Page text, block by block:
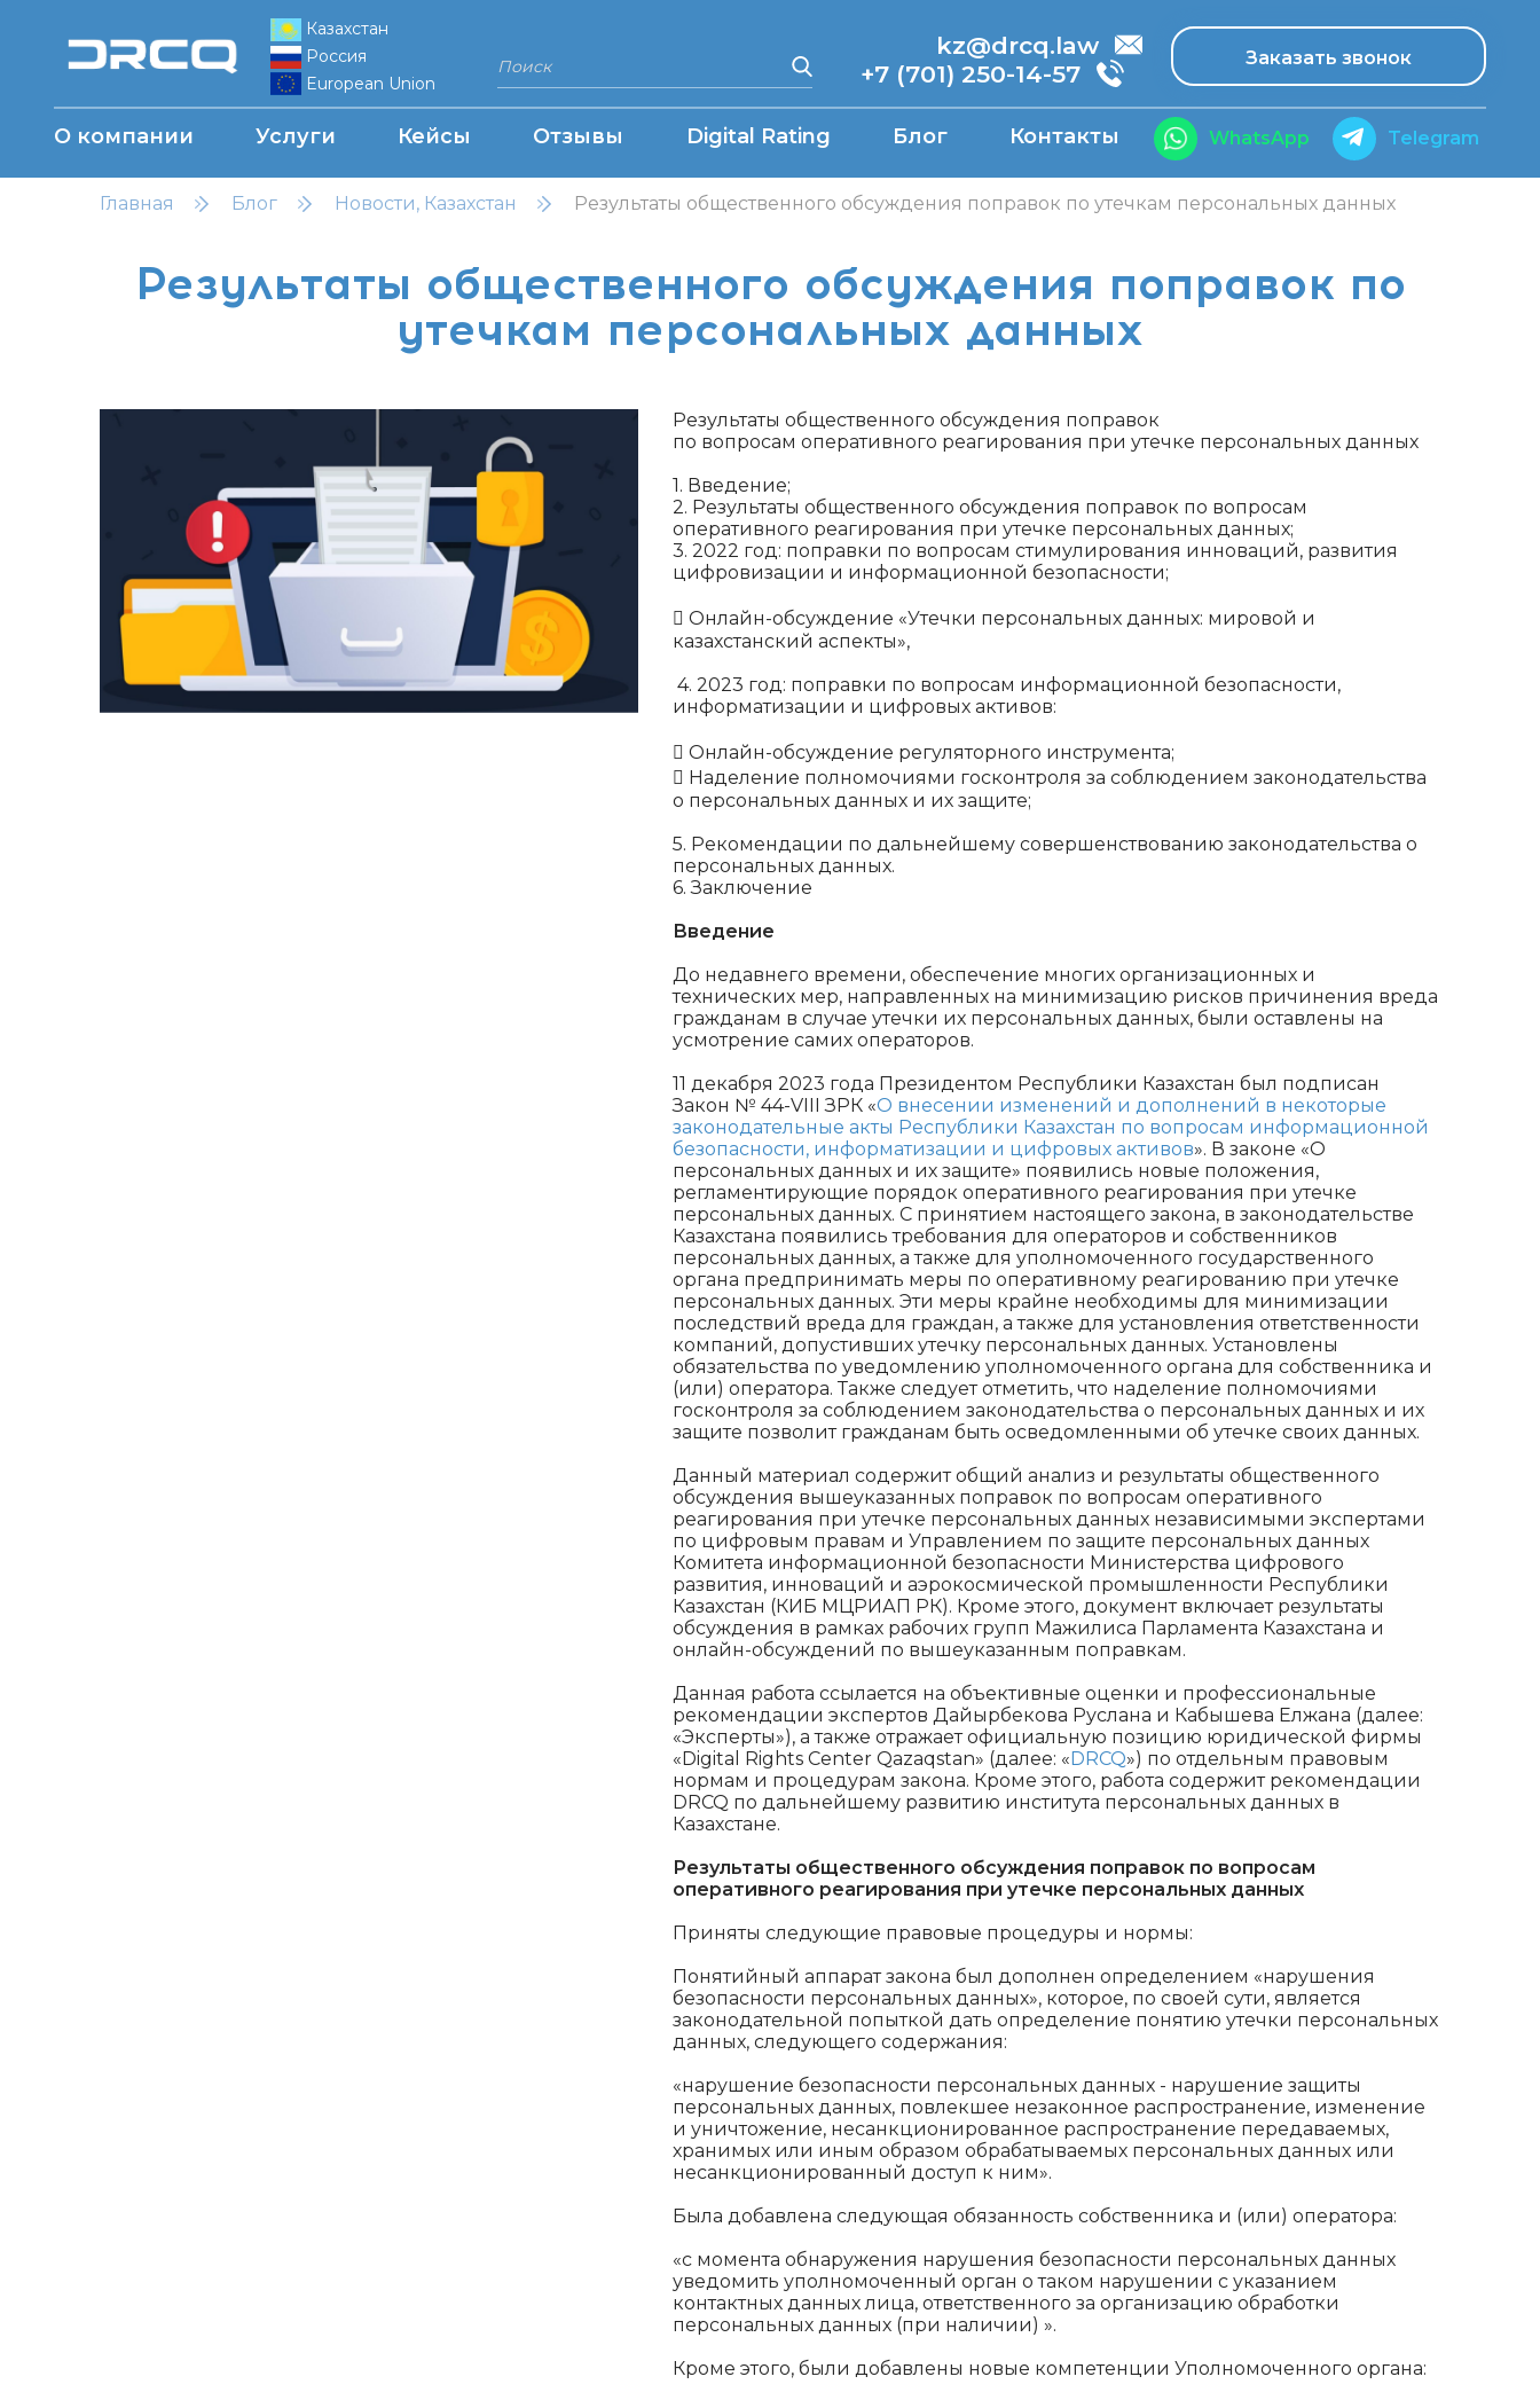
Казахстан
Россия
European Union
kz@drcq.law
+7 (701) 250-14-57
Заказать звонок
О компании Услуги Кейсы Отзывы Digital Rating Блог Контакты WhatsApp Telegram
Главная Блог Новости, Казахстан Результаты общественного обсуждения поправок по утечкам персональных данных
Результаты общественного обсуждения поправок по
утечкам персональных данных
Результаты общественного обсуждения поправок
по вопросам оперативного реагирования при утечке персональных данных
1. Введение;
2. Результаты общественного обсуждения поправок по вопросам
оперативного реагирования при утечке персональных данных;
3. 2022 год: поправки по вопросам стимулирования инноваций, развития
цифровизации и информационной безопасности;
 Онлайн-обсуждение «Утечки персональных данных: мировой и
казахстанский аспекты»,
4. 2023 год: поправки по вопросам информационной безопасности,
информатизации и цифровых активов:
 Онлайн-обсуждение регуляторного инструмента;
 Наделение полномочиями госконтроля за соблюдением законодательства
о персональных данных и их защите;
5. Рекомендации по дальнейшему совершенствованию законодательства о
персональных данных.
6. Заключение
Введение
До недавнего времени, обеспечение многих организационных и
технических мер, направленных на минимизацию рисков причинения вреда
гражданам в случае утечки их персональных данных, были оставлены на
усмотрение самих операторов.
11 декабря 2023 года Президентом Республики Казахстан был подписан
Закон № 44-VIII ЗРК «О внесении изменений и дополнений в некоторые
законодательные акты Республики Казахстан по вопросам информационной
безопасности, информатизации и цифровых активов». В законе «О
персональных данных и их защите» появились новые положения,
регламентирующие порядок оперативного реагирования при утечке
персональных данных. С принятием настоящего закона, в законодательстве
Казахстана появились требования для операторов и собственников
персональных данных, а также для уполномоченного государственного
органа предпринимать меры по оперативному реагированию при утечке
персональных данных. Эти меры крайне необходимы для минимизации
последствий вреда для граждан, а также для установления ответственности
компаний, допустивших утечку персональных данных. Установлены
обязательства по уведомлению уполномоченного органа для собственника и
(или) оператора. Также следует отметить, что наделение полномочиями
госконтроля за соблюдением законодательства о персональных данных и их
защите позволит гражданам быть осведомленными об утечке своих данных.
Данный материал содержит общий анализ и результаты общественного
обсуждения вышеуказанных поправок по вопросам оперативного
реагирования при утечке персональных данных независимыми экспертами
по цифровым правам и Управлением по защите персональных данных
Комитета информационной безопасности Министерства цифрового
развития, инноваций и аэрокосмической промышленности Республики
Казахстан (КИБ МЦРИАП РК). Кроме этого, документ включает результаты
обсуждения в рамках рабочих групп Мажилиса Парламента Казахстана и
онлайн-обсуждений по вышеуказанным поправкам.
Данная работа ссылается на объективные оценки и профессиональные
рекомендации экспертов Дайырбекова Руслана и Кабышева Елжана (далее:
«Эксперты»), а также отражает официальную позицию юридической фирмы
«Digital Rights Center Qazaqstan» (далее: «DRCQ») по отдельным правовым
нормам и процедурам закона. Кроме этого, работа содержит рекомендации
DRCQ по дальнейшему развитию института персональных данных в
Казахстане.
Результаты общественного обсуждения поправок по вопросам
оперативного реагирования при утечке персональных данных
Приняты следующие правовые процедуры и нормы:
Понятийный аппарат закона был дополнен определением «нарушения
безопасности персональных данных», которое, по своей сути, является
законодательной попыткой дать определение понятию утечки персональных
данных, следующего содержания:
«нарушение безопасности персональных данных - нарушение защиты
персональных данных, повлекшее незаконное распространение, изменение
и уничтожение, несанкционированное распространение передаваемых,
хранимых или иным образом обрабатываемых персональных данных или
несанкционированный доступ к ним».
Была добавлена следующая обязанность собственника и (или) оператора:
«c момента обнаружения нарушения безопасности персональных данных
уведомить уполномоченный орган о таком нарушении с указанием
контактных данных лица, ответственного за организацию обработки
персональных данных (при наличии) ».
Кроме этого, были добавлены новые компетенции Уполномоченного органа: